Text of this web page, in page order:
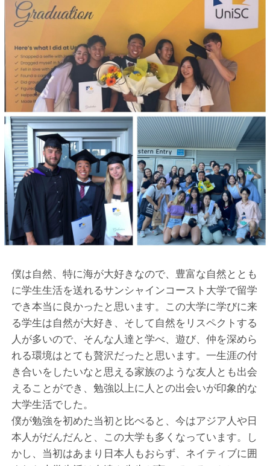
僕は自然、特に海が大好きなので、豊富な自然ととも
に学生生活を送れるサンシャインコースト大学で留学
でき本当に良かったと思います。この大学に学びに来
る学生は自然が大好き、そして自然をリスペクトする
人が多いので、そんな人達と学べ、遊び、仲を深めら
れる環境はとても贅沢だったと思います。一生涯の付
き合いをしたいなと思える家族のような友人とも出会
えることができ、勉強以上に人との出会いが印象的な
大学生活でした。
僕が勉強を初めた当初と比べると、今はアジア人や日
本人がだんだんと、この大学も多くなっています。し
かし、当初はあまり日本人もおらず、ネイティブに囲